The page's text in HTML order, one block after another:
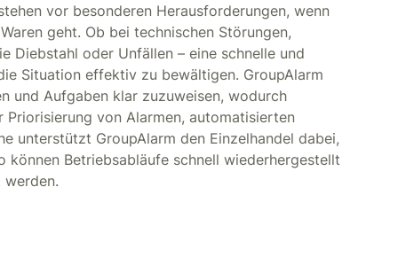
vor besonderen Herausforderungen, wenn
geht. Ob bei technischen Störungen,
Diebstahl oder Unfällen – eine schnelle und
Situation effektiv zu bewältigen. GroupAlarm
und Aufgaben klar zuzuweisen, wodurch
von Alarmen, automatisierten
unterstützt GroupAlarm den Einzelhandel dabei,
Betriebsabläufe schnell wiederhergestellt